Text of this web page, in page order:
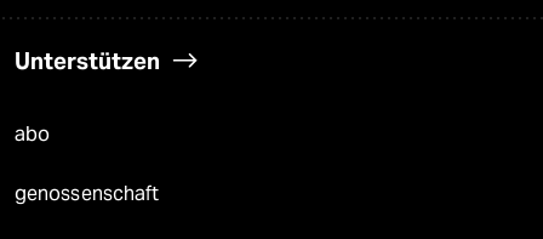
Unterstützen
abo
genossenschaft